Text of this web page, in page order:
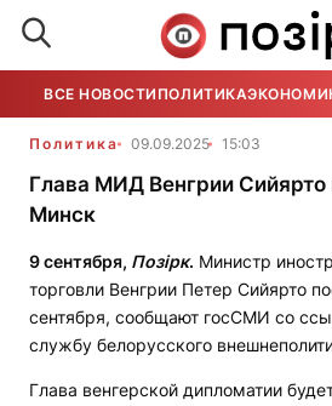
ВСЕ НОВОСТИ ПОЛИТИКА
Политика 09.09.2025 15:03
Глава МИД Венгрии Сийярто
Минск
9 сентября, Позірк. Министр
торговли Венгрии Петер Сийярто
сентября, сообщают госСМИ со
службу белорусского
Глава венгерской дипломатии